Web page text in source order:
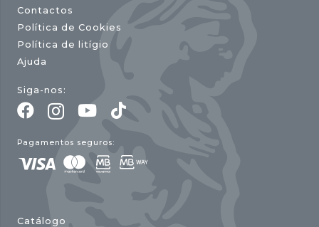
Contactos
Política de Cookies
Política de litígio
Ajuda
Siga-nos:
Pagamentos seguros:
Catálogo